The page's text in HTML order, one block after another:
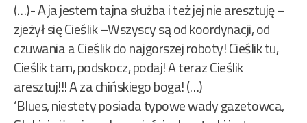
(…)- A ja jestem tajna służba i też jej nie aresztuję –
zjeżył się Cieślik –Wszyscy są od koordynacji, od
czuwania a Cieślik do najgorszej roboty! Cieślik tu,
Cieślik tam, podskocz, podaj! A teraz Cieślik
aresztuj!!! A za chińskiego boga! (…)
‘Blues, niestety posiada typowe wady gazetowca,